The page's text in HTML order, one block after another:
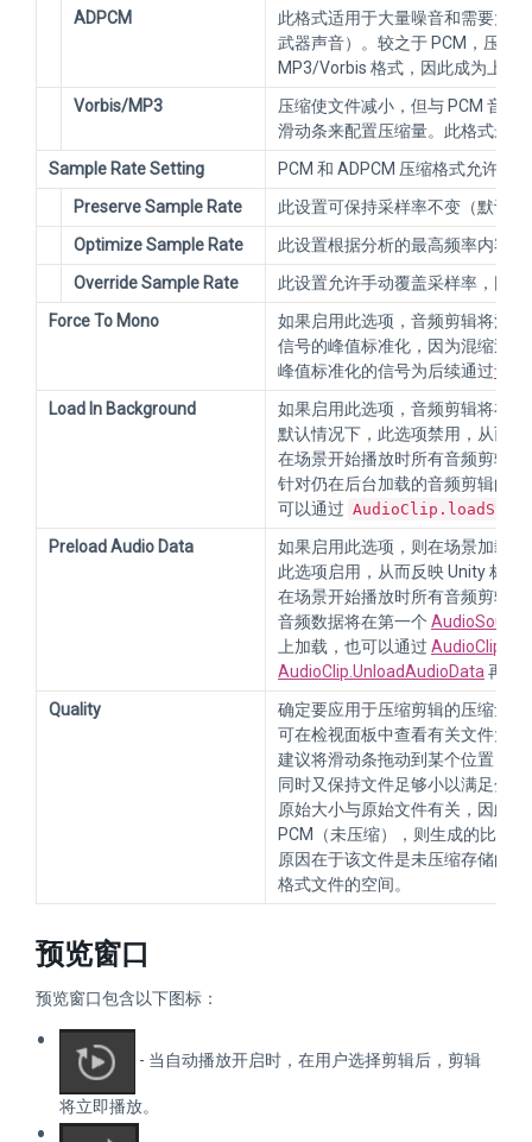
ADPCM
此格式适用于大量噪音和需要大
武器声音）。较之于 PCM，压缩
MP3/Vorbis 格式，因此成为上述
Vorbis/MP3
压缩使文件减小，但与 PCM 音频
滑动条来配置压缩量。此格式最
Sample Rate Setting
PCM 和 ADPCM 压缩格式允许自
Preserve Sample Rate
此设置可保持采样率不变（默认值
Optimize Sample Rate
此设置根据分析的最高频率内容
Override Sample Rate
此设置允许手动覆盖采样率，因
Force To Mono
如果启用此选项，音频剪辑将混
信号的峰值标准化，因为混缩过
峰值标准化的信号为后续通过音频
Load In Background
如果启用此选项，音频剪辑将在
默认情况下，此选项禁用，从而
在场景开始播放时所有音频剪辑完
针对仍在后台加载的音频剪辑的
可以通过 AudioClip.loadState
Preload Audio Data
如果启用此选项，则在场景加载
此选项启用，从而反映 Unity 标准
在场景开始播放时所有音频剪辑
音频数据将在第一个
上加载，也可以通过
AudioClip.UnloadAudioData 再次
Quality
确定要应用于压缩剪辑的压缩量
可在检视面板中查看有关文件大
建议将滑动条拖动到某个位置，
同时又保持文件足够小以满足分
原始大小与原始文件有关，因此
PCM（未压缩），则生成的比率
原因在于该文件是未压缩存储的
格式文件的空间。
预览窗口
预览窗口包含以下图标：
- 当自动播放开启时，在用户选择剪辑后，剪辑
将立即播放。